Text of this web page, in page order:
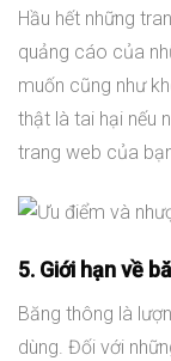
Hầu hết những
quảng cáo của
muốn cũng như
thật là tai hại nếu
trang web của
5. Giới hạn về
Băng thông là
dùng. Đối với